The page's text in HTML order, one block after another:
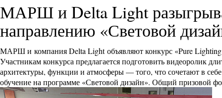
МАРШ и Delta Light
направлению «Световой
МАРШ и компания Delta Light объявляют конкурс «Pure Lighting
Участникам конкурса предлагается подготовить видеоролик
архитектуры, функции и атмосферы — того, что сочетают в
обучение на программе «Световой дизайн». Общий призовой